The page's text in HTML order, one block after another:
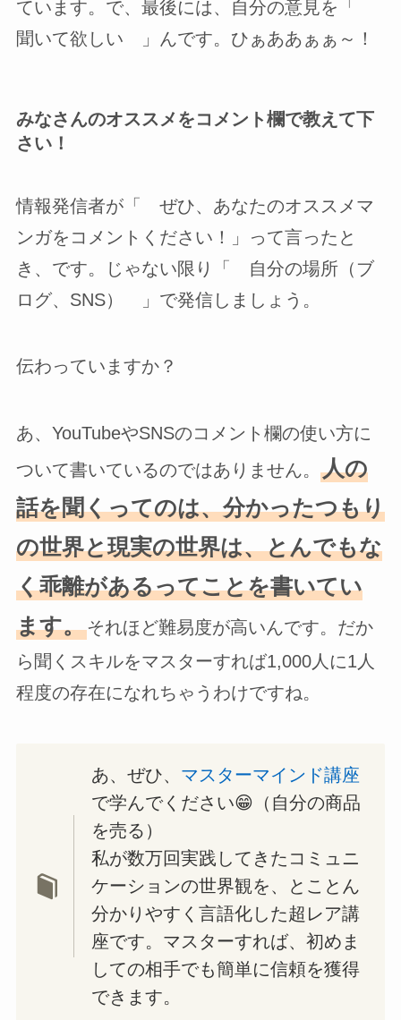
ています。で、最後には、自分の意見を「
聞いて欲しい 」んです。ひぁああぁぁ～！
みなさんのオススメをコメント欄で教えて下
さい！
情報発信者が「 ぜひ、あなたのオススメマ
ンガをコメントください！」って言ったと
き、です。じゃない限り「 自分の場所（ブ
ログ、SNS） 」で発信しましょう。
伝わっていますか？
あ、YouTubeやSNSのコメント欄の使い方に
ついて書いているのではありません。 人の
話を聞くってのは、分かったつもり
の世界と現実の世界は、とんでもな
く乖離があるってことを書いてい
ます。それほど難易度が高いんです。だか
ら聞くスキルをマスターすれば1,000人に1人
程度の存在になれちゃうわけですね。
あ、ぜひ、 マスターマインド講座
で学んでください😁（自分の商品
を売る）
私が数万回実践してきたコミュニ
ケーションの世界観を、とことん
分かりやすく言語化した超レア講
座です。マスターすれば、初めま
しての相手でも簡単に信頼を獲得
できます。